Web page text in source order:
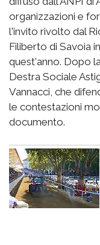
organizzazioni e
l'invito rivolto dal
Filiberto di Savoia
quest'anno. Dopo
Destra Sociale
Vannacci, che
le contestazioni
documento.